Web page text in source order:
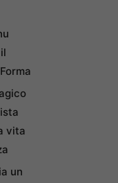
vita
un